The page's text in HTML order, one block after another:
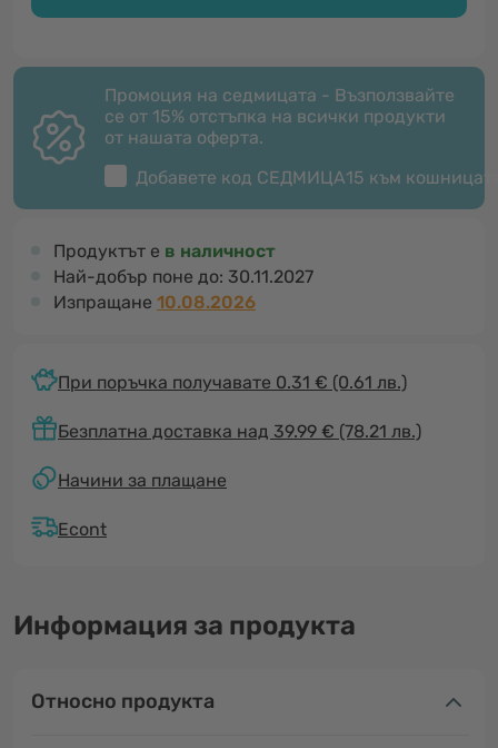
Промоция на седмицата - Възползвайте
се от 15% отстъпка на всички продукти
от нашата оферта.
Добавете код СЕДМИЦА15 към
Продуктът е в наличност
Най-добър поне до: 30.11.2027
Изпращане 10.08.2026
При поръчка получавате 0.31 € (0.61 лв.)
Безплатна доставка над 39.99 € (78.21 лв.)
Начини за плащане
Econt
Информация за продукта
Относно продукта